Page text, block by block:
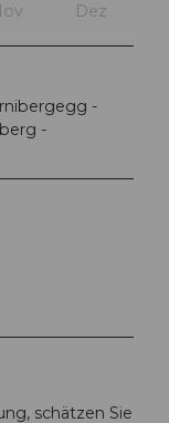
Dez
-
-
schätzen Sie